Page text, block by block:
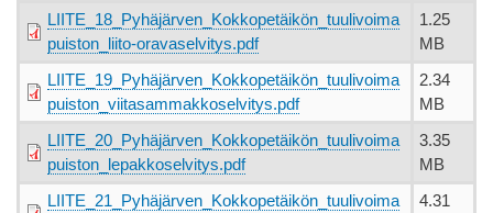
LIITE_18_Pyhäjärven_Kokkopetäikön_tuulivoima
puiston_liito-oravaselvitys.pdf
1.25
MB
LIITE_19_Pyhäjärven_Kokkopetäikön_tuulivoima
puiston_viitasammakkoselvitys.pdf
2.34
MB
LIITE_20_Pyhäjärven_Kokkopetäikön_tuulivoima
puiston_lepakkoselvitys.pdf
3.35
MB
LIITE_21_Pyhäjärven_Kokkopetäikön_tuulivoima
4.31